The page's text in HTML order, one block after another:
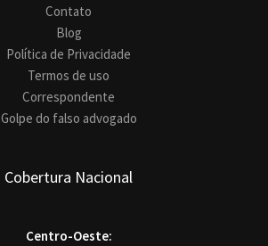
Contato
Blog
Política de Privacidade
Termos de uso
Correspondente
Golpe do falso advogado
Cobertura Nacional
Centro-Oeste: